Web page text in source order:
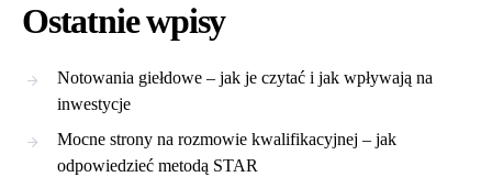
Ostatnie wpisy
Notowania giełdowe – jak je czytać i jak wpływają na
inwestycje
Mocne strony na rozmowie kwalifikacyjnej – jak
odpowiedzieć metodą STAR